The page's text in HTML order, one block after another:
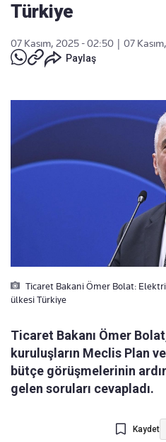
Türkiye
07 Kasım, 2025 - 02:50
07
Paylaş
Ticaret Bakani Ömer Bolat:
ülkesi Türkiye
Ticaret Bakanı Ömer
kuruluşların Meclis Plan
bütçe görüşmelerinin
gelen soruları cevapladı.
Kaydet